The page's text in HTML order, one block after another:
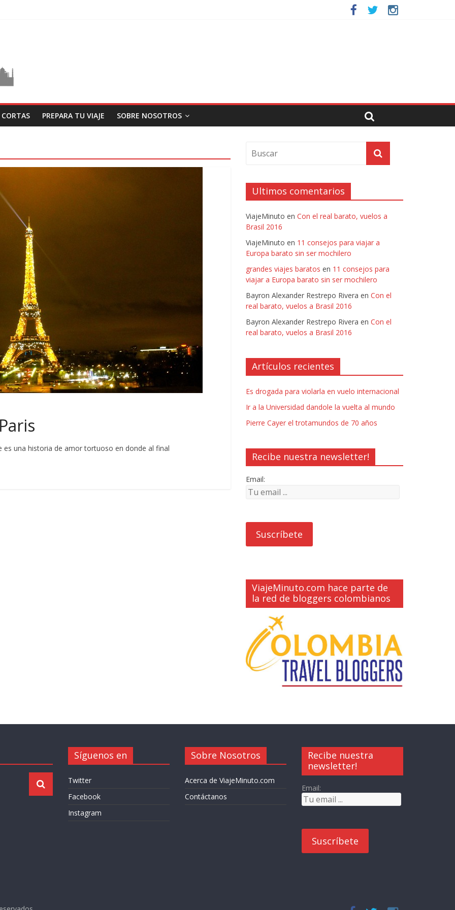
PREPARA TU VIAJE SOBRE NOSOTROS
es una historia de amor tortuoso en donde al final
Ultimos comentarios
ViajeMinuto en Con el real barato, vuelos a
Brasil 2016
ViajeMinuto en 11 consejos para viajar a
Europa barato sin ser mochilero
grandes viajes baratos en 11 consejos para
viajar a Europa barato sin ser mochilero
Bayron Alexander Restrepo Rivera en Con el
real barato, vuelos a Brasil 2016
Bayron Alexander Restrepo Rivera en Con el
real barato, vuelos a Brasil 2016
Artículos recientes
Es drogada para violarla en vuelo internacional
Ir a la Universidad dandole la vuelta al mundo
Pierre Cayer el trotamundos de 70 años
Recibe nuestra newsletter!
Email:
ViajeMinuto.com hace parte de
la red de bloggers colombianos
Síguenos en
Twitter
Facebook
Instagram
Sobre Nosotros
Acerca de ViajeMinuto.com
Contáctanos
Recibe nuestra
newsletter!
Email: